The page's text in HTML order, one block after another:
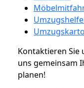
Kontaktieren Sie
uns gemeinsam
planen!